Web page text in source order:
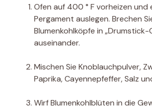
Ofen auf 400 ° F vorheizen und
Pergament auslegen. Brechen
Blumenkohlköpfe in „Drumstick-
auseinander.
Mischen Sie Knoblauchpulver,
Paprika, Cayennepfeffer, Salz
Wirf Blumenkohlblüten in die